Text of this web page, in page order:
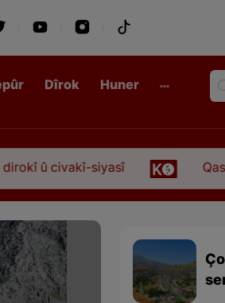
Dîrok Huner
siyasî Qasimlo, ew